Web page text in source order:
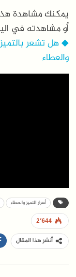
يمكنك مشاهدة
أو مشاهدته في
◆ هل تشعر
والعطاء
أسرار التميز والعطاء
2٬644
أنشر هذا المقال